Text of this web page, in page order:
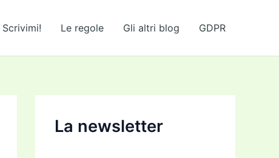
Scrivimi! Le regole Gli altri blog GDPR
La newsletter